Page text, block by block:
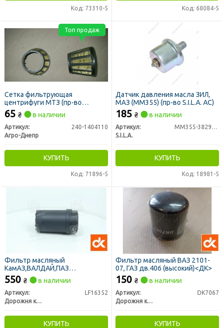
Код: 73310-5 Код: 68084-5
Сетка фильтрующая
центрифуги МТЗ (пр-во
Украина)
65 ₴ в наличии
Артикул:
240-1404110
Агро-Днепр
КУПИТЬ
Код: 71896-5
Топ продаж
Датчик давления масла ЗИЛ,
МАЗ (ММ355) (пр-во S.I.L.A. AC)
185 ₴ в наличии
Артикул:
ММ355-3829010
S.I.L.A.
КУПИТЬ
Код: 18981-5
Фильтр масляный
КамАЗ,ВАЛДАЙ,ПАЗ
дв.CUMMINS 3,8 <ДК>
550 ₴ в наличии
Артикул:
LF16352
Дорожня карта
КУПИТЬ
Фильтр масляный ВАЗ 2101-
07, ГАЗ дв.406 (высокий)<ДК>
150 ₴ в наличии
Артикул:
DK7067
Дорожня карта
КУПИТЬ